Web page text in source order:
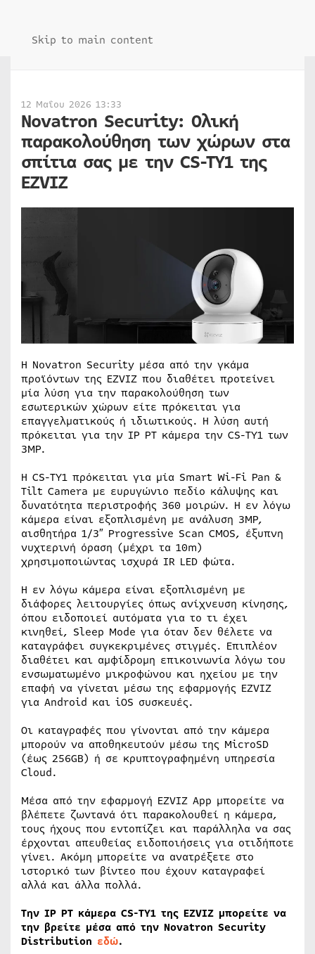
Skip to main content
12 Μαΐου 2026 13:33
Novatron Security: Ολική
παρακολούθηση των χώρων στα
σπίτια σας με την CS-TY1 της
EZVIZ
Η Novatron Security μέσα από την γκάμα
προϊόντων της EZVIZ που διαθέτει προτείνει
μία λύση για την παρακολούθηση των
εσωτερικών χώρων είτε πρόκειται για
επαγγελματικούς ή ιδιωτικούς. Η λύση αυτή
πρόκειται για την IP PT κάμερα την CS-TY1 των
3MP.
Η CS-TY1 πρόκειται για μία Smart Wi-Fi Pan &
Tilt Camera με ευρυγώνιο πεδίο κάλυψης και
δυνατότητα περιστροφής 360 μοιρών. Η εν λόγω
κάμερα είναι εξοπλισμένη με ανάλυση 3MP,
αισθητήρα 1/3″ Progressive Scan CMOS, έξυπνη
νυχτερινή όραση (μέχρι τα 10m)
χρησιμοποιώντας ισχυρά IR LED φώτα.
Η εν λόγω κάμερα είναι εξοπλισμένη με
διάφορες λειτουργίες όπως ανίχνευση κίνησης,
όπου ειδοποιεί αυτόματα για το τι έχει
κινηθεί, Sleep Mode για όταν δεν θέλετε να
καταγράφει συγκεκριμένες στιγμές. Επιπλέον
διαθέτει και αμφίδρομη επικοινωνία λόγω του
ενσωματωμένο μικροφώνου και ηχείου με την
επαφή να γίνεται μέσω της εφαρμογής EZVIZ
για Android και iOS συσκευές.
Οι καταγραφές που γίνονται από την κάμερα
μπορούν να αποθηκευτούν μέσω της MicroSD
(έως 256GB) ή σε κρυπτογραφημένη υπηρεσία
Cloud.
Μέσα από την εφαρμογή EZVIZ App μπορείτε να
βλέπετε ζωντανά ότι παρακολουθεί η κάμερα,
τους ήχους που εντοπίζει και παράλληλα να σας
έρχονται απευθείας ειδοποιήσεις για οτιδήποτε
γίνει. Ακόμη μπορείτε να ανατρέξετε στο
ιστορικό των βίντεο που έχουν καταγραφεί
αλλά και άλλα πολλά.
Την IP PT κάμερα CS-TY1 της EZVIZ μπορείτε να
την βρείτε μέσα από την Novatron Security
Distribution εδώ.